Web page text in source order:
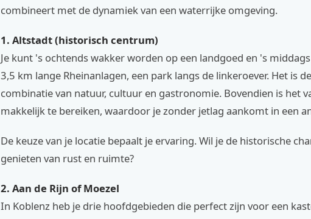
combineert met de dynamiek van een waterrijke omgeving.
1. Altstadt (historisch centrum)
Je kunt 's ochtends wakker worden op een landgoed en 's
3,5 km lange Rheinanlagen, een park langs de linkeroever. Het is
combinatie van natuur, cultuur en gastronomie. Bovendien is het
makkelijk te bereiken, waardoor je zonder jetlag aankomt in een
De keuze van je locatie bepaalt je ervaring. Wil je de historische
genieten van rust en ruimte?
2. Aan de Rijn of Moezel
In Koblenz heb je drie hoofdgebieden die perfect zijn voor een